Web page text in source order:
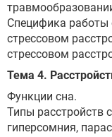
Специфика работы
стрессовом
стрессовом
Тема 4.
Функции сна.
Типы расстройств
гиперсомния,